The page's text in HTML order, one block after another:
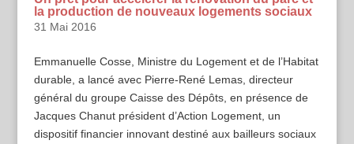
la production de nouveaux logements sociaux
31 Mai 2016
Emmanuelle Cosse, Ministre du Logement et de l’Habitat
durable, a lancé avec Pierre-René Lemas, directeur
général du groupe Caisse des Dépôts, en présence de
Jacques Chanut président d’Action Logement, un
dispositif financier innovant destiné aux bailleurs sociaux